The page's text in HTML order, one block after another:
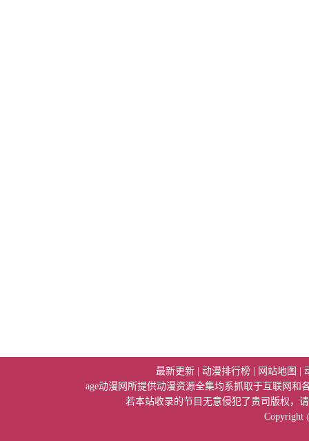
最新更新 动漫排行榜 网站地图
age动漫网所提供动漫资源全集均系抓取于互联网
若本站收录的节目无意侵犯了贵司版权，
Copyright